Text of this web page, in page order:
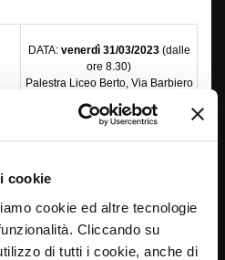
cookie
cookie ed altre tecnologie
Cliccando su
di tutti i cookie, anche di
DATA: venerdì 31/03/2023(dalle
ore 8.30)
Palestra Liceo Berto, Via Barbiero